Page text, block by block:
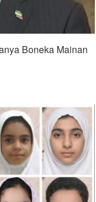
Boneka Mainan